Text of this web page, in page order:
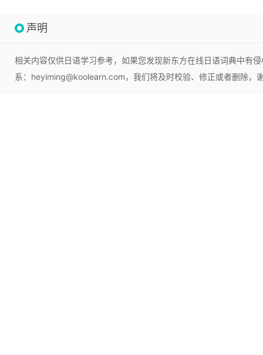
声明
相关内容仅供日语学习参考，如果您发现新东方在线日语词典中有
系：heyiming@koolearn.com，我们将及时校验、修正或者删除，